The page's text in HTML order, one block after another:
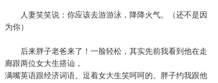
人妻笑笑说：你应该去游游泳，降降火气。（还不是因
为你）
后来胖子老爸来了！一脸轻松，其实先前我看到他在走
廊跟两位女大生搭讪，
满嘴英语跟经济词语。逗着女大生笑呵呵的。胖子约我跟他